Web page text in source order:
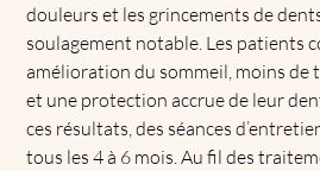
douleurs et les grincements de
soulagement notable. Les patients
amélioration du sommeil, moins de
et une protection accrue de leur
ces résultats, des séances
tous les 4 à 6 mois. Au fil des